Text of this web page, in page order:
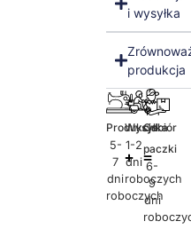
i wysyłka
produkcja
Produkcja
5-
7
dni
roboczych
Wysyłka
1-2
dni
roboczych
Odbiór
paczki
6-
9
dni